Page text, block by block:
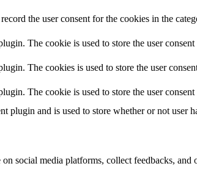
the user consent for the cookies in the
The cookie is used to store the user
The cookies is used to store the user
The cookie is used to store the user
plugin and is used to store whether or not user
social media platforms, collect feedbacks, and